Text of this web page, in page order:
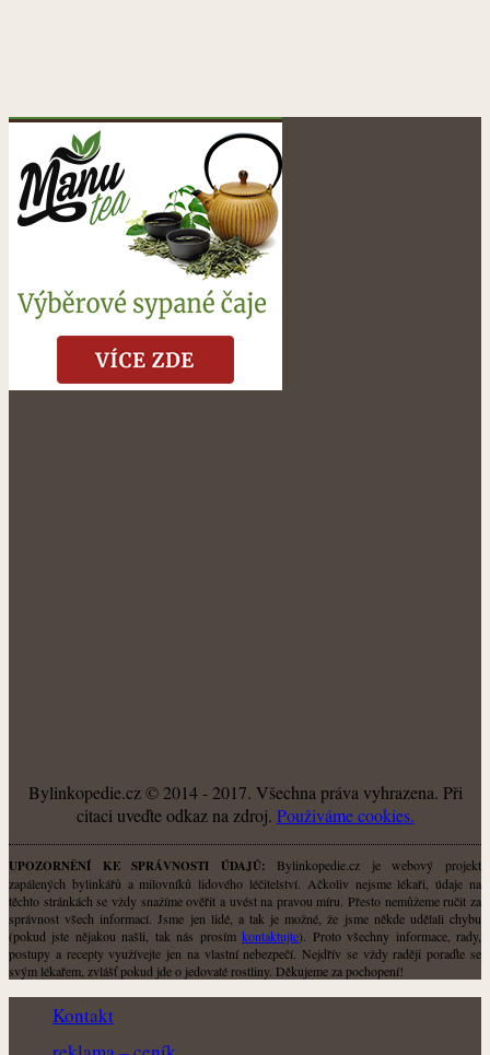
Bylinkopedie.cz © 2014 - 2017. Všechna práva vyhrazena. Při
citaci uveďte odkaz na zdroj. Použiváme cookies.
UPOZORNĚNÍ KE SPRÁVNOSTI ÚDAJŮ: Bylinkopedie.cz je webový projekt
zapálených bylinkářů a milovníků lidového léčitelství. Ačkoliv nejsme lékaři, údaje na
těchto stránkách se vždy snažíme ověřit a uvést na pravou míru. Přesto nemůžeme ručit za
správnost všech informací. Jsme jen lidé, a tak je možné, že jsme někde udělali chybu
(pokud jste nějakou našli, tak nás prosímkontaktujte). Proto všechny informace, rady,
postupy a recepty využívejte jen na vlastní nebezpečí. Nejdřív se vždy raději poraďte se
svým lékařem, zvlášť pokud jde o jedovaté rostliny. Děkujeme za pochopení!
Kontakt